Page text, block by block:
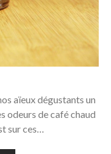
aïeux dégustants un
odeurs de café chaud
sur ces…